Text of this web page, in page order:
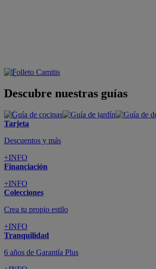
Descubre nuestras guías
Tarjeta
Descuentos y más
+INFO
Financiación
+INFO
Colecciones
Crea tu propio estilo
+INFO
Tranquilidad
6 años de Garantía Plus